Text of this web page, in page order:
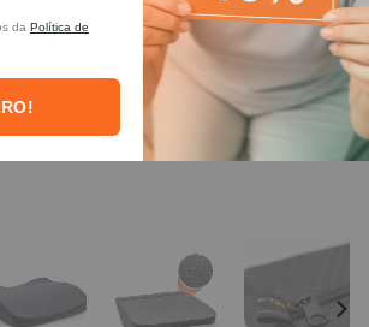
da Política de